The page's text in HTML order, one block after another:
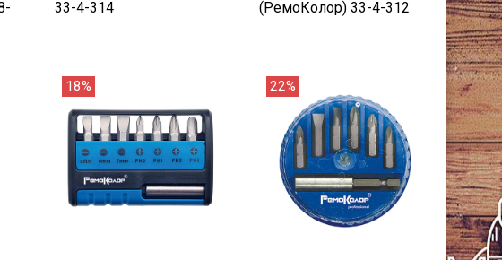
33-4-314
(РемоКолор) 33-4-312
18% 22%